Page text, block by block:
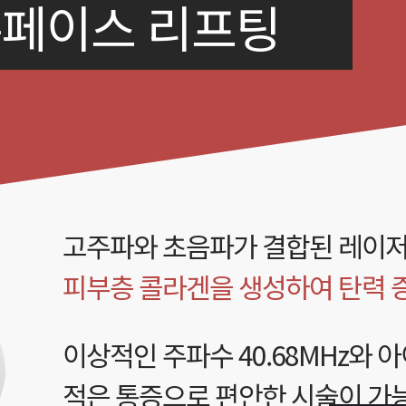
이스 리프팅
고주파와 초음파가 결합된 레이
피부층 콜라겐을 생성하여 탄력
이상적인 주파수 40.68MHz와
적은 통증으로 편안한 시술이 가